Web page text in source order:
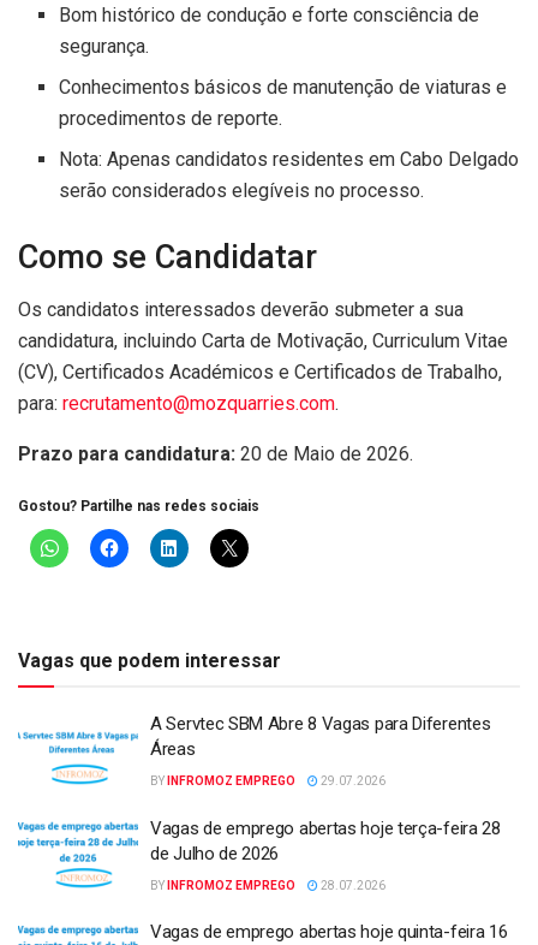
Bom histórico de condução e forte consciência de
segurança.
Conhecimentos básicos de manutenção de viaturas e
procedimentos de reporte.
Nota: Apenas candidatos residentes em Cabo Delgado
serão considerados elegíveis no processo.
Como se Candidatar
Os candidatos interessados deverão submeter a sua
candidatura, incluindo Carta de Motivação, Curriculum Vitae
(CV), Certificados Académicos e Certificados de Trabalho,
para: recrutamento@mozquarries.com.
Prazo para candidatura: 20 de Maio de 2026.
Gostou? Partilhe nas redes sociais
Vagas que podem interessar
A Servtec SBM Abre 8 Vagas para Diferentes
Áreas
BY INFROMOZ EMPREGO 29.07.2026
Vagas de emprego abertas hoje terça-feira 28
de Julho de 2026
BY INFROMOZ EMPREGO 28.07.2026
Vagas de emprego abertas hoje quinta-feira 16